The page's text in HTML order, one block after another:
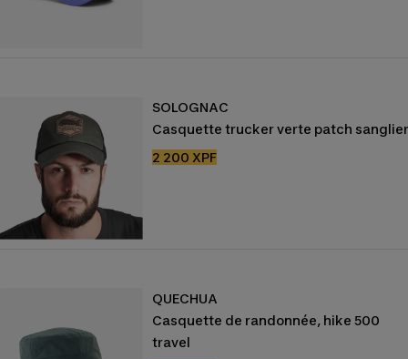
SOLOGNAC
Casquette trucker verte patch sanglier
Prix
2 200 XPF
QUECHUA
Casquette de randonnée, hike 500
travel